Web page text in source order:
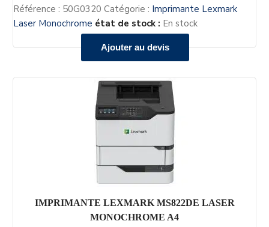
Ajouter au devis
Référence : 50G0320 Catégorie : Imprimante Lexmark
Laser Monochrome état de stock : En stock
IMPRIMANTE LEXMARK MS822DE LASER
MONOCHROME A4